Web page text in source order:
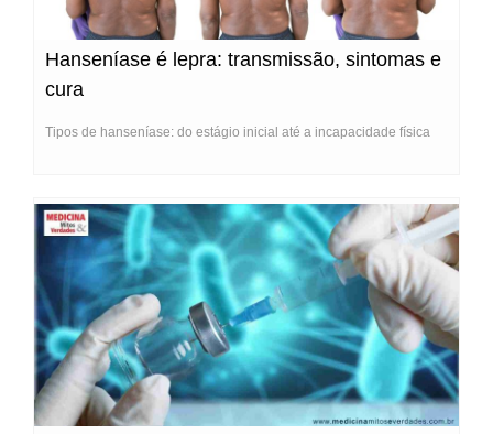
Hanseníase é lepra: transmissão, sintomas e
cura
Tipos de hanseníase: do estágio inicial até a incapacidade física